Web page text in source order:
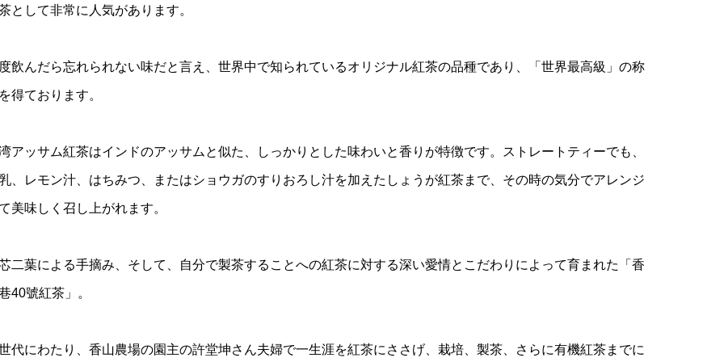
として非常に人気があります。
飲んだら忘れられない味だと言え、世界中で知られているオリジナル紅茶の品種であり、「世界最高級」の称
得ております。
アッサム紅茶はインドのアッサムと似た、しっかりとした味わいと香りが特徴です。ストレートティーでも、
、レモン汁、はちみつ、またはショウガのすりおろし汁を加えたしょうが紅茶まで、その時の気分でアレンジ
美味しく召し上がれます。
二葉による手摘み、そして、自分で製茶することへの紅茶に対する深い愛情とこだわりによって育まれた「香
40號紅茶」。
代にわたり、香山農場の園主の許堂坤さん夫婦で一生涯を紅茶にささげ、栽培、製茶、さらに有機紅茶までに